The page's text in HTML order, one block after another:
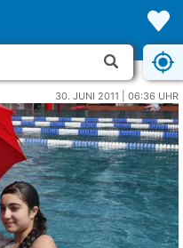
30. JUNI 2011 | 06:36 UHR